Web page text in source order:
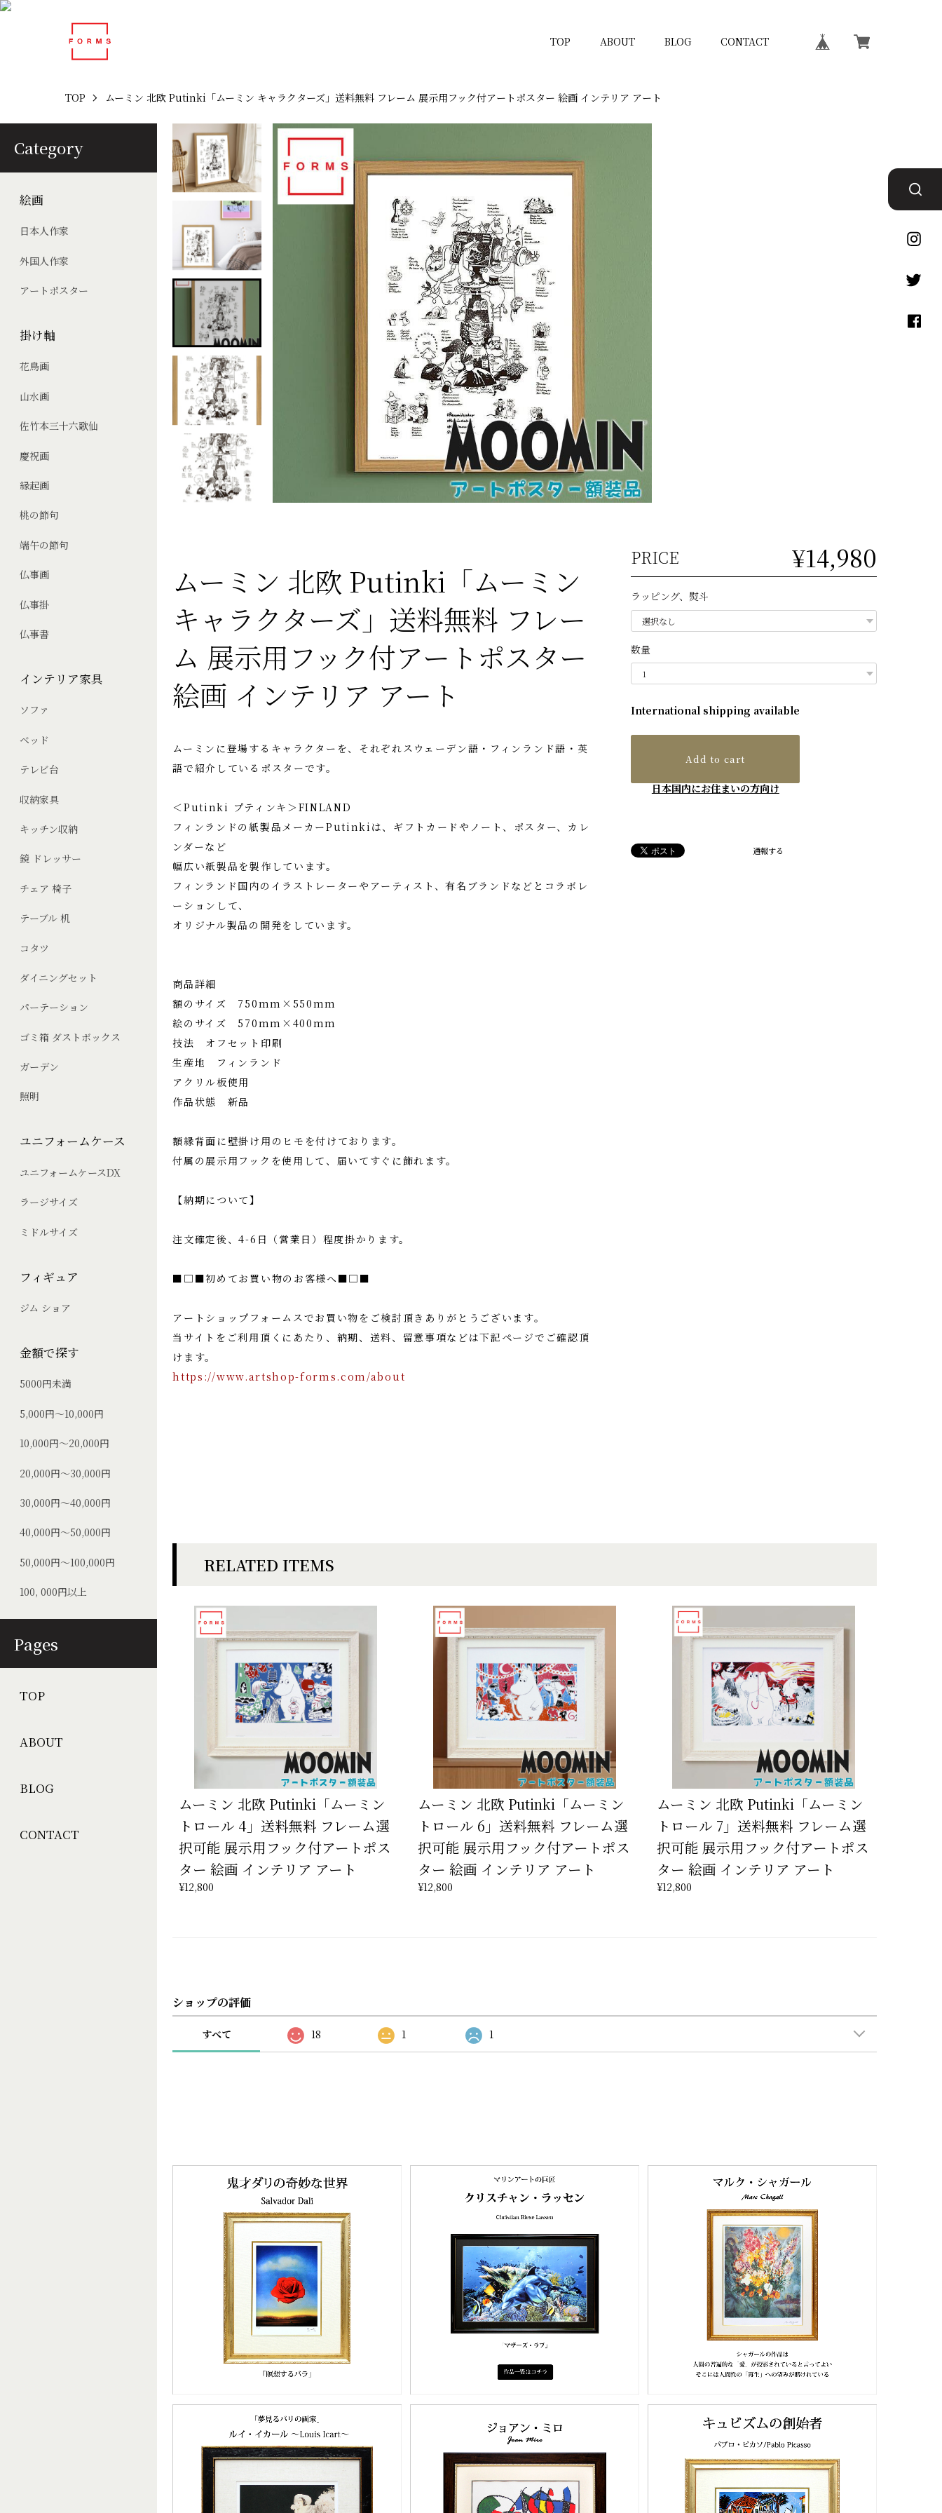
TOP ABOUT BLOG CONTACT
Pages
TOP
ABOUT
BLOG
CONTACT
Category
絵画
日本人作家
外国人作家
アートポスター
掛け軸
花鳥画
山水画
佐竹本三十六歌仙
慶祝画
縁起画
桃の節句
端午の節句
仏事画
仏事掛
仏事書
インテリア家具
ソファ
ベッド
テレビ台
収納家具
キッチン収納
鏡 ドレッサー
チェア 椅子
テーブル 机
コタツ
ダイニングセット
パーテーション
ゴミ箱 ダストボックス
ガーデン
照明
ユニフォームケース
ユニフォームケースDX
ラージサイズ
ミドルサイズ
フィギュア
ジム ショア
金額で探す
5000円未満
5,000円～10,000円
10,000円～20,000円
20,000円～30,000円
30,000円～40,000円
40,000円～50,000円
50,000円～100,000円
100, 000円以上
TOP ムーミン 北欧 Putinki「ムーミン キャラクターズ」送料無料 フレーム 展示用フック付アートポスター 絵画 インテリア アート
ムーミン 北欧 Putinki「ムーミン
キャラクターズ」送料無料 フレー
ム 展示用フック付アートポスター
絵画 インテリア アート
ムーミンに登場するキャラクターを、それぞれスウェーデン語・フィンランド語・英
語で紹介しているポスターです。
＜Putinki プティンキ＞FINLAND
フィンランドの紙製品メーカーPutinkiは、ギフトカードやノート、ポスター、カレ
ンダーなど
幅広い紙製品を製作しています。
フィンランド国内のイラストレーターやアーティスト、有名ブランドなどとコラボレ
ーションして、
オリジナル製品の開発をしています。
商品詳細
額のサイズ 750mm×550mm
絵のサイズ 570mm×400mm
技法 オフセット印刷
生産地 フィンランド
アクリル板使用
作品状態 新品
額縁背面に壁掛け用のヒモを付けております。
付属の展示用フックを使用して、届いてすぐに飾れます。
【納期について】
注文確定後、4-6日（営業日）程度掛かります。
■□■初めてお買い物のお客様へ■□■
アートショップフォームスでお買い物をご検討頂きありがとうございます。
当サイトをご利用頂くにあたり、納期、送料、留意事項などは下記ページでご確認頂
けます。
https://www.artshop-forms.com/about
PRICE ¥14,980
ラッピング、熨斗
数量
International shipping available
Add to cart
日本国内にお住まいの方向け
通報する
RELATED ITEMS
ムーミン 北欧 Putinki「ムーミン
トロール 4」送料無料 フレーム選
択可能 展示用フック付アートポス
ター 絵画 インテリア アート
¥12,800
ムーミン 北欧 Putinki「ムーミン
トロール 6」送料無料 フレーム選
択可能 展示用フック付アートポス
ター 絵画 インテリア アート
¥12,800
ムーミン 北欧 Putinki「ムーミン
トロール 7」送料無料 フレーム選
択可能 展示用フック付アートポス
ター 絵画 インテリア アート
¥12,800
ショップの評価
すべて 18 1 1